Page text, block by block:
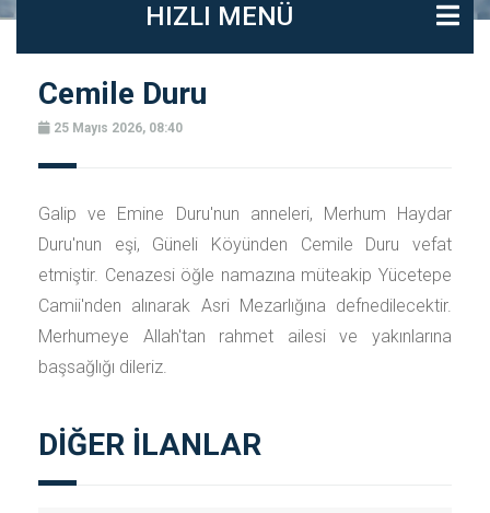
HIZLI MENÜ
Cemile Duru
25 Mayıs 2026, 08:40
Galip ve Emine Duru'nun anneleri, Merhum Haydar
Duru'nun eşi, Güneli Köyünden Cemile Duru vefat
etmiştir. Cenazesi öğle namazına müteakip Yücetepe
Camii'nden alınarak Asri Mezarlığına defnedilecektir.
Merhumeye Allah'tan rahmet ailesi ve yakınlarına
başsağlığı dileriz.
DİĞER İLANLAR